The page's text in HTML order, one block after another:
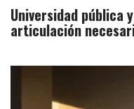
Universidad pública
articulación